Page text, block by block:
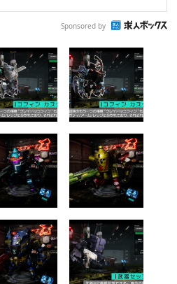
Sponsored by